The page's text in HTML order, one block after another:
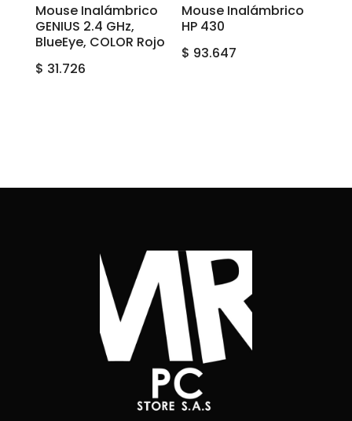
Mouse Inalámbrico
GENIUS 2.4 GHz,
BlueEye, COLOR Rojo
$ 31.726
Mouse Inalámbrico
HP 430
$ 93.647